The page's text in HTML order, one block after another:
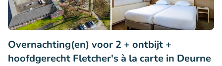
Overnachting(en) voor 2 + ontbijt +
hoofdgerecht Fletcher's à la carte in Deurne